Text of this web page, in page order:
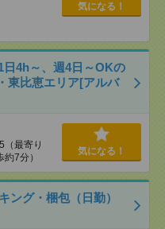
気になる！
日4h～、週4日～OKの
東比恵エリア[アルバ
（最寄り
7分）
気になる！
ング・梱包（日勤）